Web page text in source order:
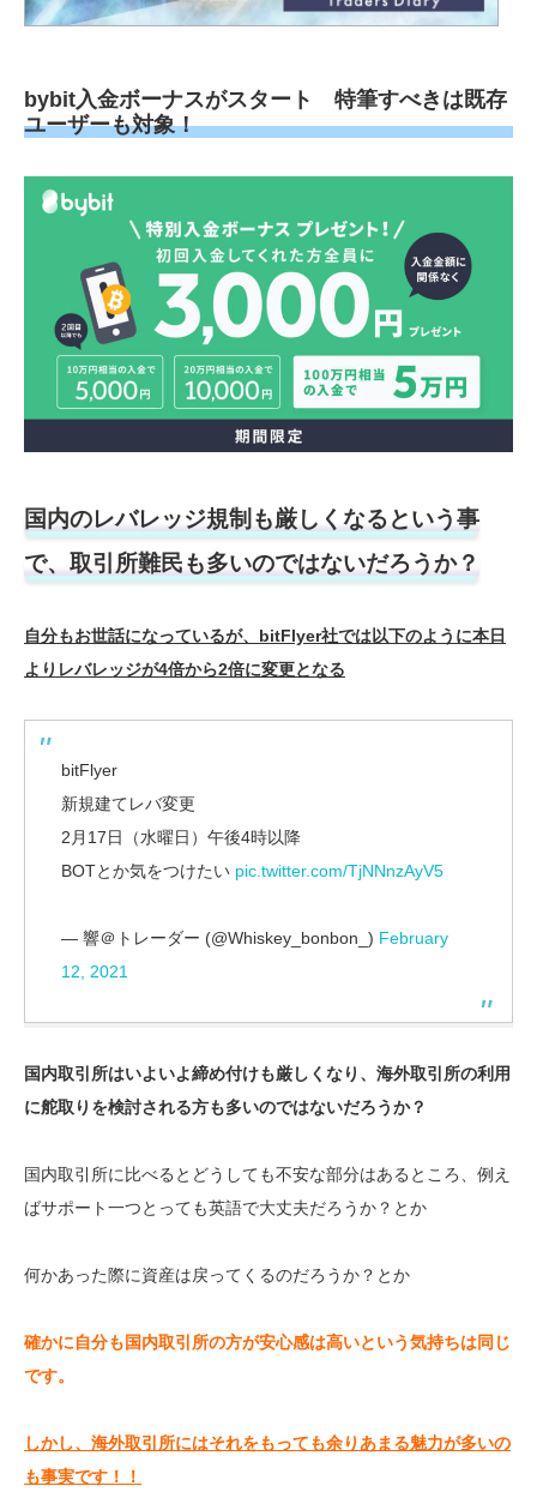
bybit入金ボーナスがスタート 特筆すべきは既存
ユーザーも対象！
国内のレバレッジ規制も厳しくなるという事
で、取引所難民も多いのではないだろうか？
自分もお世話になっているが、bitFlyer社では以下のように本日
よりレバレッジが4倍から2倍に変更となる
bitFlyer
新規建てレバ変更
2月17日（水曜日）午後4時以降
BOTとか気をつけたい pic.twitter.com/TjNNnzAyV5
— 響＠トレーダー (@Whiskey_bonbon_) February
12, 2021
国内取引所はいよいよ締め付けも厳しくなり、海外取引所の利用
に舵取りを検討される方も多いのではないだろうか？
国内取引所に比べるとどうしても不安な部分はあるところ、例え
ばサポート一つとっても英語で大丈夫だろうか？とか
何かあった際に資産は戻ってくるのだろうか？とか
確かに自分も国内取引所の方が安心感は高いという気持ちは同じ
です。
しかし、海外取引所にはそれをもっても余りあまる魅力が多いの
も事実です！！